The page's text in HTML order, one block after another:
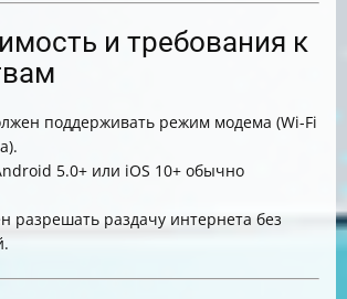
и требования к
поддерживать режим модема (Wi-Fi
5.0+ или iOS 10+ обычно
разрешать раздачу интернета без